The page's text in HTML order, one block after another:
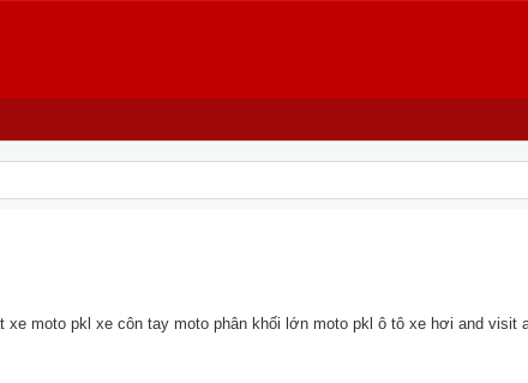
xe moto pkl xe côn tay moto phân khối lớn moto pkl ô tô xe hơi and visit